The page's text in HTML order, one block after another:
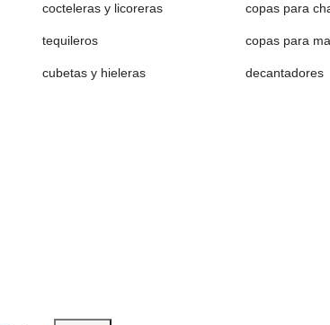
cocteleras y licoreras
tequileros
cubetas y hieleras
copas para
copas para
decantadores